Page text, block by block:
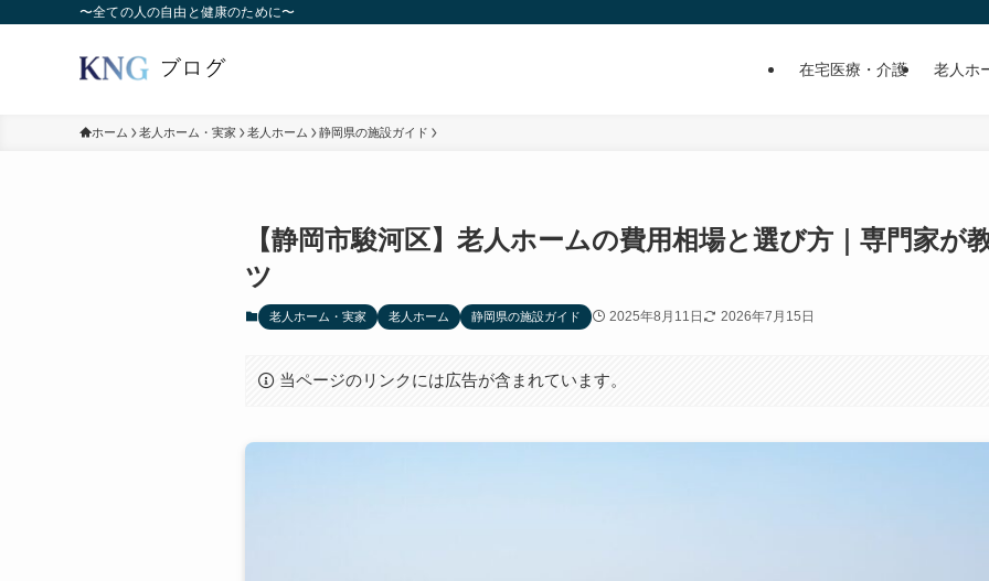
〜全ての人の自由と健康のために〜
在宅医療・介護 老人ホ
ホーム 老人ホーム・実家 老人ホーム 静岡県の施設ガイド
【静岡市駿河区】老人ホームの費用相場と選び方｜専門家が
ツ
老人ホーム・実家 老人ホーム 静岡県の施設ガイド 2025年8月11日 2026年7月15日
当ページのリンクには広告が含まれています。